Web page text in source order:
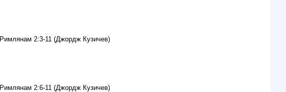
Римлянам 2:3-11 (Джордж Кузичев)
Римлянам 2:6-11 (Джордж Кузичев)